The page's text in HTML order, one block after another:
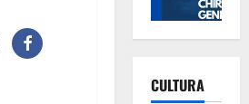
CULTURA